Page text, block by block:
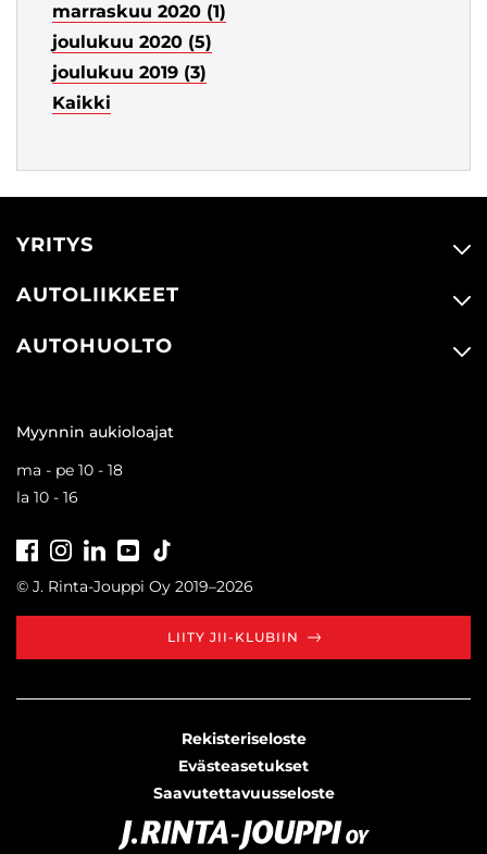
marraskuu 2020 (1)
joulukuu 2020 (5)
joulukuu 2019 (3)
Kaikki
YRITYS
AUTOLIIKKEET
AUTOHUOLTO
Myynnin aukioloajat
ma - pe 10 - 18
la 10 - 16
FacebookInstagramLinkedInYoutube
© J. Rinta-Jouppi Oy 2019–2026
LIITY JII-KLUBIIN
Rekisteriseloste
Evästeasetukset
Saavutettavuusseloste